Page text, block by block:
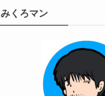
みくろマン